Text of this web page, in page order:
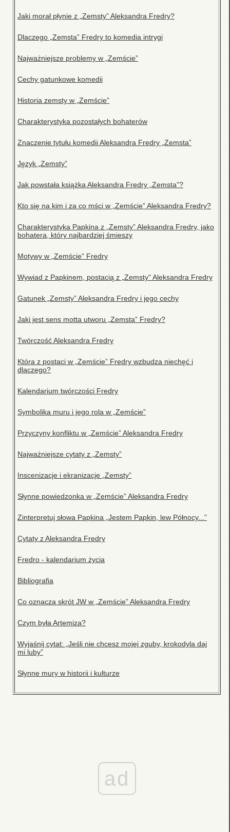
Jaki morał płynie z „Zemsty” Aleksandra Fredry?
Dlaczego „Zemsta” Fredry to komedia intrygi
Najważniejsze problemy w „Zemście”
Cechy gatunkowe komedii
Historia zemsty w „Zemście”
Charakterystyka pozostałych bohaterów
Znaczenie tytułu komedii Aleksandra Fredry „Zemsta”
Język „Zemsty”
Jak powstała książka Aleksandra Fredry „Zemsta”?
Kto się na kim i za co mści w „Zemście” Aleksandra Fredry?
Charakterystyka Papkina z „Zemsty” Aleksandra Fredry, jako
bohatera, który najbardziej śmieszy
Motywy w „Zemście” Fredry
Wywiad z Papkinem, postacią z „Zemsty" Aleksandra Fredry
Gatunek „Zemsty” Aleksandra Fredry i jego cechy
Jaki jest sens motta utworu „Zemsta” Fredry?
Twórczość Aleksandra Fredry
Która z postaci w „Zemście” Fredry wzbudza niechęć i
dlaczego?
Kalendarium twórczości Fredry
Symbolika muru i jego rola w „Zemście”
Przyczyny konfliktu w „Zemście” Aleksandra Fredry
Najważniejsze cytaty z „Zemsty”
Inscenizacje i ekranizacje „Zemsty”
Słynne powiedzonka w „Zemście” Aleksandra Fredry
Zinterpretuj słowa Papkina „Jestem Papkin, lew Północy...”
Cytaty z Aleksandra Fredry
Fredro - kalendarium życia
Bibliografia
Co oznacza skrót JW w „Zemście” Aleksandra Fredry
Czym była Artemiza?
Wyjaśnij cytat: „Jeśli nie chcesz mojej zguby, krokodyla daj
mi luby”
Słynne mury w historii i kulturze
ad